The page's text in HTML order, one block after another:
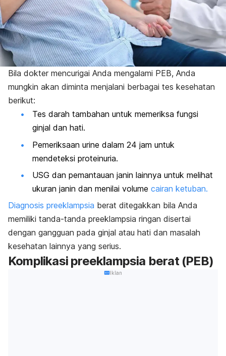
Bila dokter mencurigai Anda mengalami PEB, Anda
mungkin akan diminta menjalani berbagai tes kesehatan
berikut:
Tes darah tambahan untuk memeriksa fungsi
ginjal dan hati.
Pemeriksaan urine dalam 24 jam untuk
mendeteksi proteinuria.
USG dan pemantauan janin lainnya untuk melihat
ukuran janin dan menilai volume cairan ketuban.
Diagnosis preeklampsia berat ditegakkan bila Anda
memiliki tanda-tanda preeklampsia ringan disertai
dengan gangguan pada ginjal atau hati dan masalah
kesehatan lainnya yang serius.
Komplikasi preeklampsia berat (PEB)
Iklan